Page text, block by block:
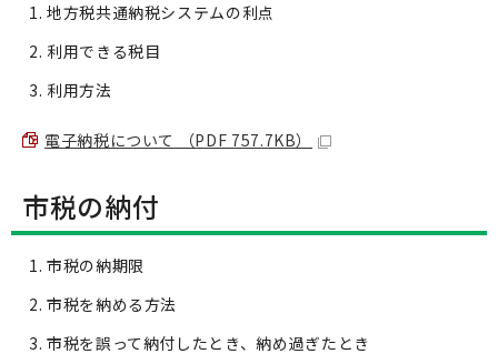
地方税共通納税システムの利点
利用できる税目
利用方法
電子納税について （PDF 757.7KB）
市税の納付
市税の納期限
市税を納める方法
市税を誤って納付したとき、納め過ぎたとき